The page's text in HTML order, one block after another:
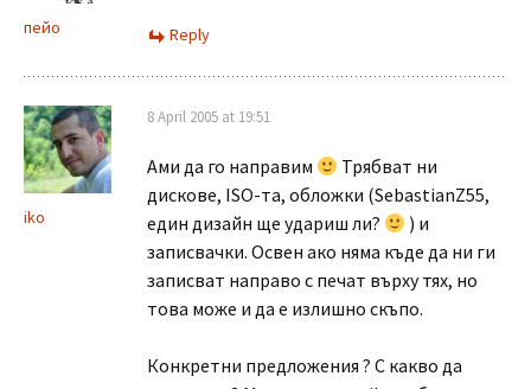
пейо Reply
iko
8 April 2005 at 19:51
Ами да го направим
Трябват ни
дискове, ISO-та, обложки (SebastianZ55,
един дизайн ще удариш ли?
) и
записвачки. Освен ако няма къде да ни ги
записват направо с печат върху тях, но
това може и да е излишно скъпо.
Конкретни предложения ? С какво да